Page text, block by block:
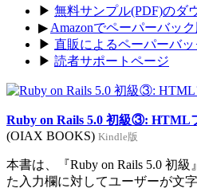
▶ 無料サンプル(PDF)のダ
▶ Amazonでペーパーバッ
▶ 直販によるペーパーバッ
▶ 読者サポートページ
Ruby on Rails 5.0 初級③: HTML
(OIAX BOOKS) Kindle版
本書は、『Ruby on Rails 5.0 初
た入力欄に対してユーザーが文